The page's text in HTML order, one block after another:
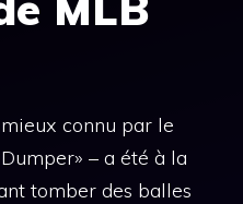
connu par le
– a été à la
tomber des balles